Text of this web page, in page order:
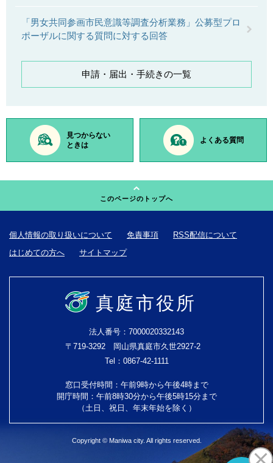
「男女共同参画市民意識等調査分析業務」公募型プロ
ポーザルに関する質問に対する回答
申請・届出・手続きの一覧
見つからない
ときは
よくある質問
このページのトップへ
個人情報の取り扱いについて 免責事項
RSS配信について
はじめての方へ
サイトマップ
真庭市役所
法人番号：7000020332143
〒719-3292 岡山県真庭市久世2927-2
Tel：0867-42-1111
窓口受付時間：午前9時から午後4時まで
開庁時間：午前8時30分から午後5時15分まで
（土日、祝日、年末年始を除く）
Copyright © Maniwa city. All rights reserved.